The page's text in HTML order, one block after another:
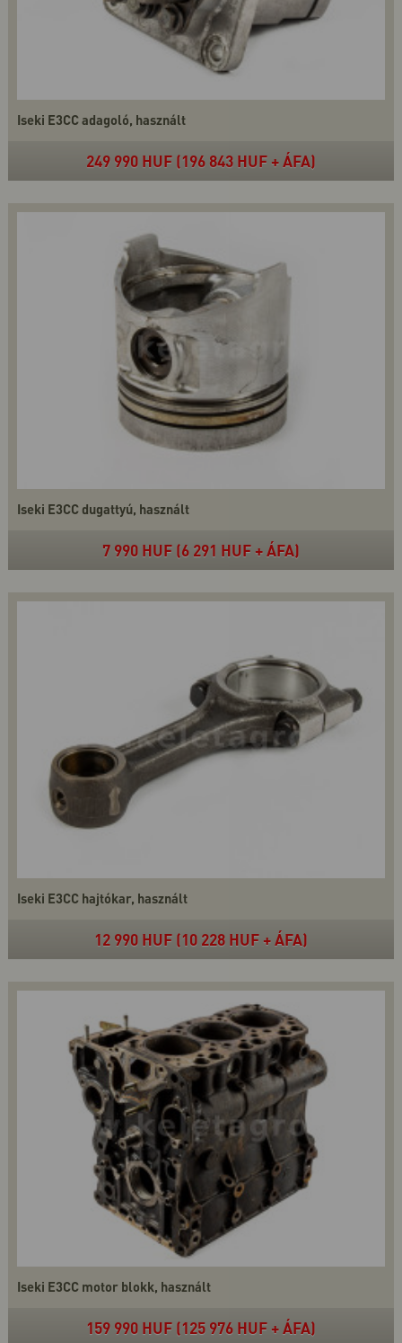
Iseki E3CC adagoló, használt
249 990 HUF (196 843 HUF + ÁFA)
Iseki E3CC dugattyú, használt
7 990 HUF (6 291 HUF + ÁFA)
Iseki E3CC hajtókar, használt
12 990 HUF (10 228 HUF + ÁFA)
Iseki E3CC motor blokk, használt
159 990 HUF (125 976 HUF + ÁFA)